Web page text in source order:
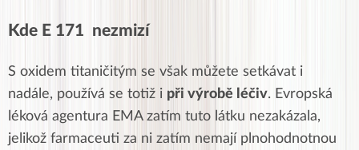
Kde E 171 nezmizí
S oxidem titaničitým se však můžete setkávat i
nadále, používá se totiž i při výrobě léčiv. Evropská
léková agentura EMA zatím tuto látku nezakázala,
jelikož farmaceuti za ni zatím nemají plnohodnotnou